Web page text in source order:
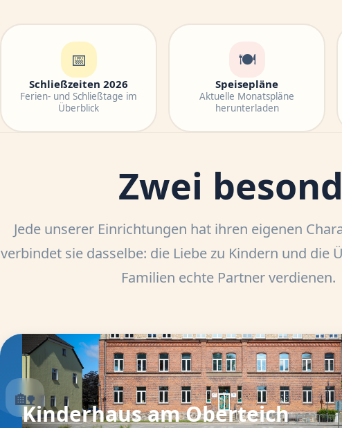
📅
Schließzeiten 2026
Ferien- und Schließtage im
Überblick
🍽
Speisepläne
Aktuelle Monatspläne
herunterladen
Zwei
Jede unserer Einrichtungen hat ihren eigenen
verbindet sie dasselbe: die Liebe zu Kindern und die
Familien echte Partner verdienen.
🏡
Kinderhaus am Oberteich